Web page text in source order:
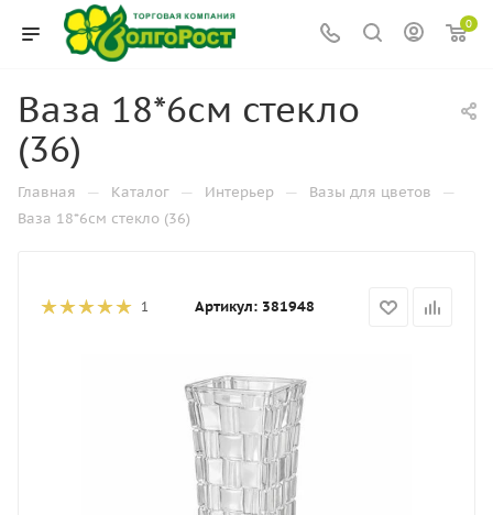
0
Ваза 18*6см стекло
(36)
Главная — Каталог — Интерьер — Вазы для цветов —
Ваза 18*6см стекло (36)
1 Артикул: 381948